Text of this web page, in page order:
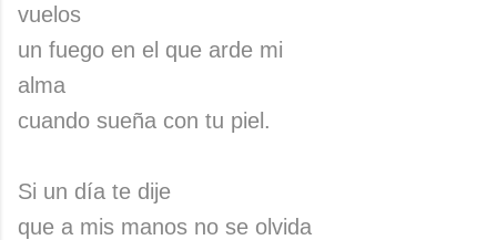
vuelos
un fuego en el que arde mi
alma
cuando sueña con tu piel.
Si un día te dije
que a mis manos no se olvida